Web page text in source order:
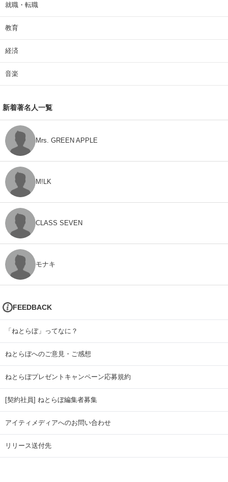
就職・転職
教育
経済
音楽
新着著名人一覧
Mrs. GREEN APPLE
M!LK
CLASS SEVEN
モナキ
FEEDBACK
「ねとらぼ」ってなに？
ねとらぼへのご意見・ご感想
ねとらぼプレゼントキャンペーン応募規約
[契約社員] ねとらぼ編集者募集
アイティメディアへのお問い合わせ
リリース送付先